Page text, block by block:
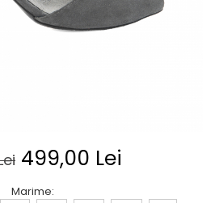
499,00 Lei
Marime: